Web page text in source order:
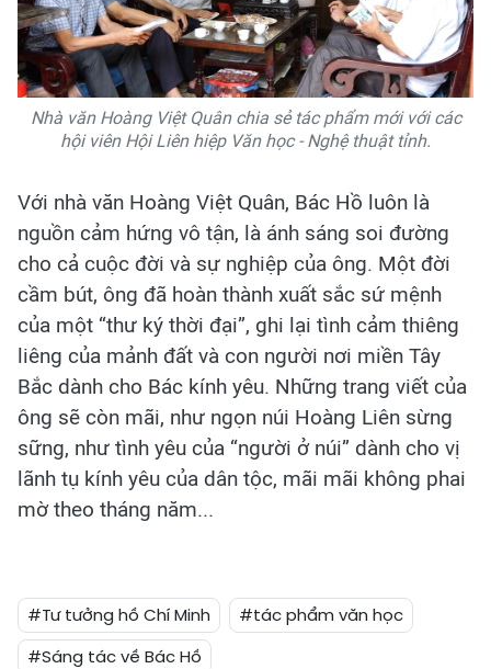
Nhà văn Hoàng Việt Quân chia sẻ tác phẩm mới với các
hội viên Hội Liên hiệp Văn học - Nghệ thuật tỉnh.
Với nhà văn Hoàng Việt Quân, Bác Hồ luôn là
nguồn cảm hứng vô tận, là ánh sáng soi đường
cho cả cuộc đời và sự nghiệp của ông. Một đời
cầm bút, ông đã hoàn thành xuất sắc sứ mệnh
của một “thư ký thời đại”, ghi lại tình cảm thiêng
liêng của mảnh đất và con người nơi miền Tây
Bắc dành cho Bác kính yêu. Những trang viết của
ông sẽ còn mãi, như ngọn núi Hoàng Liên sừng
sững, như tình yêu của “người ở núi” dành cho vị
lãnh tụ kính yêu của dân tộc, mãi mãi không phai
mờ theo tháng năm...
#Tư tưởng hồ Chí Minh
#tác phẩm văn học
#Sáng tác về Bác Hồ